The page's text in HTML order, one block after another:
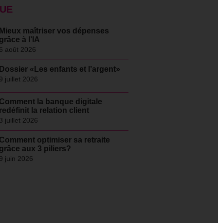
maîtriser vos dépenses
à l’IA
août 2026
«Les enfants et l’argent»
juillet 2026
la banque digitale
la relation client
juillet 2026
optimiser sa retraite
aux 3 piliers?
juin 2026